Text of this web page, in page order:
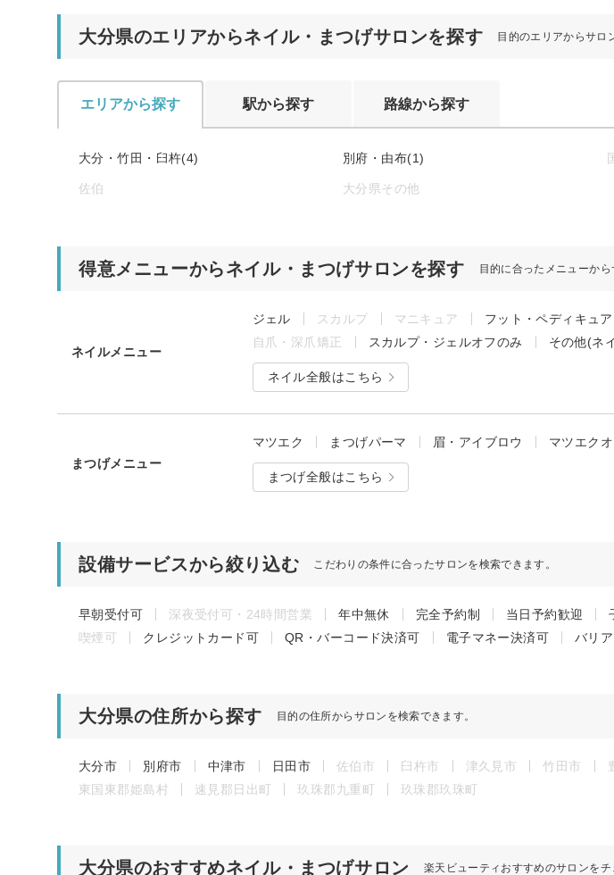
大分県のエリアからネイル・まつげサロンを探す 目的のエリアからサロ
エリアから探す 駅から探す 路線から探す
大分・竹田・臼杵(4) 別府・由布(1)
佐伯 大分県その他
得意メニューからネイル・まつげサロンを探す 目的に合ったメニューから
ネイルメニュー
ジェル スカルプ マニキュア フット・ペディキュア
自爪・深爪矯正
スカルプ・ジェルオフのみ その他(ネ
ネイル全般はこちら
まつげメニュー
マツエク まつげパーマ 眉・アイブロウ マツエク
まつげ全般はこちら
設備サービスから絞り込む こだわりの条件に合ったサロンを検索できます。
早朝受付可 深夜受付可・24時間営業 年中無休 完全予約制 当日予約歓迎
喫煙可
クレジットカード可 QR・バーコード決済可 電子マネー決済可 バリ
大分県の住所から探す 目的の住所からサロンを検索できます。
大分市 別府市 中津市 日田市 佐伯市 臼杵市 津久見市 竹田市
東国東郡姫島村
速見郡日出町 玖珠郡九重町 玖珠郡玖珠町
大分県のおすすめネイル・まつげサロン 楽天ビューティおすすめのサロンをチ